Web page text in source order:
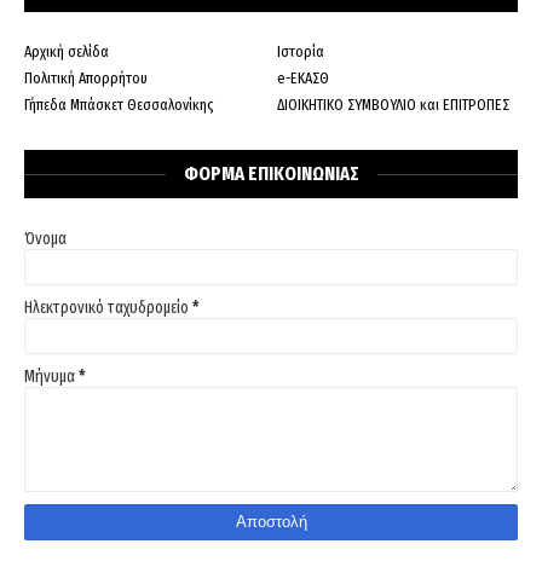
Αρχική σελίδα
Ιστορία
Πολιτική Απορρήτου
e-ΕΚΑΣΘ
Γήπεδα Μπάσκετ Θεσσαλονίκης
ΔΙΟΙΚΗΤΙΚΟ ΣΥΜΒΟΥΛΙΟ και ΕΠΙΤΡΟΠΕΣ
ΦΟΡΜΑ ΕΠΙΚΟΙΝΩΝΙΑΣ
Όνομα
Ηλεκτρονικό ταχυδρομείο *
Μήνυμα*